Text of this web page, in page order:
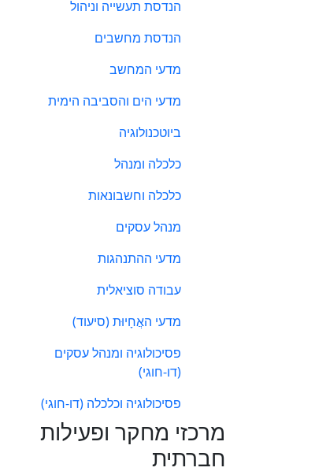
הנדסת תעשייה וניהול
הנדסת מחשבים
מדעי המחשב
מדעי הים והסביבה הימית
ביוטכנולוגיה
כלכלה ומנהל
כלכלה וחשבונאות
מנהל עסקים
מדעי ההתנהגות
עבודה סוציאלית
מדעי האֲחָיוּת (סיעוד)
פסיכולוגיה ומנהל עסקים
(דו-חוגי)
פסיכולוגיה וכלכלה (דו-חוגי)
מרכזי מחקר ופעילות
חברתית